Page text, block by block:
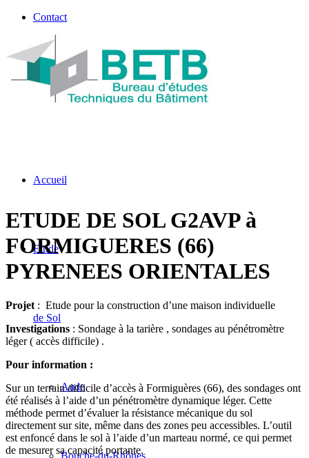
Contact
Accueil
Etude
de Sol
Aude
Bouche-du-Rhônes
ETUDE DE SOL G2AVP à
FORMIGUERES (66)
PYRENEES ORIENTALES
Projet : Etude pour la construction d’une maison individuelle
Investigations : Sondage à la tarière , sondages au pénétromètre
léger ( accès difficile) .
Pour information :
Sur un terrain difficile d’accès à Formiguères (66), des sondages ont
été réalisés à l’aide d’un pénétromètre dynamique léger. Cette
méthode permet d’évaluer la résistance mécanique du sol
directement sur site, même dans des zones peu accessibles. L’outil
est enfoncé dans le sol à l’aide d’un marteau normé, ce qui permet
de mesurer sa capacité portante.